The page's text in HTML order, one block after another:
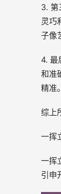
3. 第
灵巧
子像
4. 最
和准
精准
综上
一挥
一挥
引申